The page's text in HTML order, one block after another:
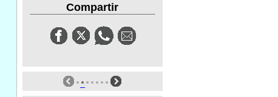
Compartir